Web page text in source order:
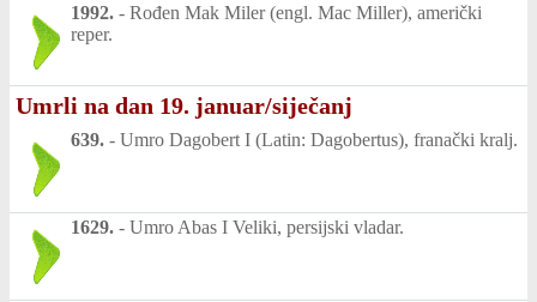
1992. - Rođen Mak Miler (engl. Mac Miller), američki
reper.
Umrli na dan 19. januar/siječanj
639. - Umro Dagobert I (Latin: Dagobertus), franački kralj.
1629. - Umro Abas I Veliki, persijski vladar.